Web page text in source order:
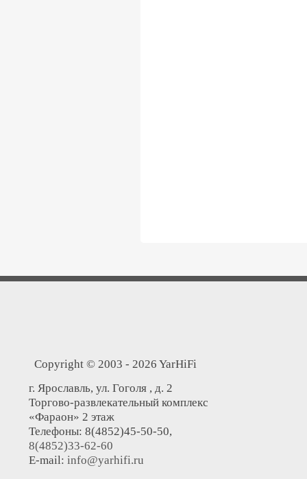
Copyright © 2003 - 2026 YarHiFi
г. Ярославль, ул. Гоголя , д. 2
Торгово-развлекательный комплекс
«Фараон» 2 этаж
Телефоны: 8(4852)45-50-50,
8(4852)33-62-60
E-mail: info@yarhifi.ru